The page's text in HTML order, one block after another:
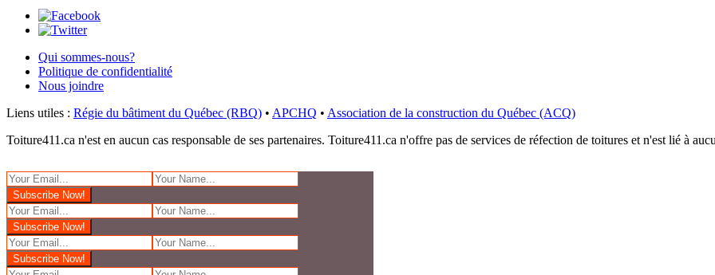
Qui sommes-nous?
Politique de confidentialité
Nous joindre
Liens utiles : Régie du bâtiment du Québec (RBQ) • APCHQ • Association de la construction du Québec (ACQ)
Toiture411.ca n'est en aucun cas responsable de ses partenaires. Toiture411.ca n'offre pas de services de réfection de toitures et n'est lié à